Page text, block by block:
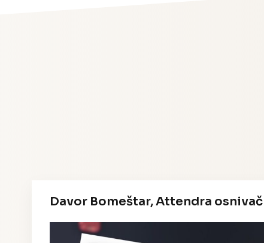
Davor Bomeštar, Attendra osnivač